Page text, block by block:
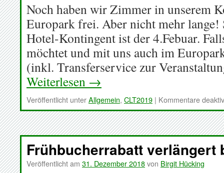
Noch haben wir Zimmer in unserem
Europark frei. Aber nicht mehr lange!
Hotel-Kontingent ist der 4.Febuar.
möchtet und mit uns auch im
(inkl. Transferservice zur
Weiterlesen →
Veröffentlicht unterAllgemein, CLT2019 | Kommentare
Frühbucherrabatt verlängert
Veröffentlicht am 31. Dezember 2018von Birgit Hücking